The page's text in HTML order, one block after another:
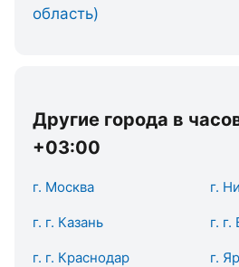
область)
Другие города в
+03:00
г. Москва г.
г. г. Казань г.
г. г. Краснодар г.